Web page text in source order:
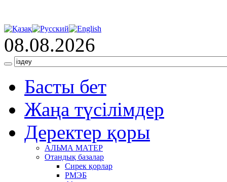
08.08.2026
Басты бет
Жаңа түсілімдер
Деректер қоры
АЛЬМА МАТЕР
Отандық базалар
Сирек қорлар
РМЭБ